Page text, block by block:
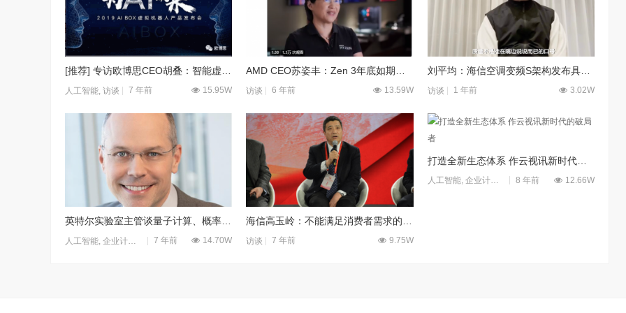
人工智能 访谈 7 年前 15.95W 访谈 6 年前 13.59W
刘平均：海信空调变频S架构发布具有重大意义
访谈 1 年前 3.02W
英特尔实验室主管谈量子计算、概率计算与神经形态计算
人工智能, 企业计算 访谈7 年前 14.70W
海信高玉岭：不能满足消费者需求的产品何谈高质量
访谈 7 年前 9.75W
打造全新生态体系 作云视讯新时代的破局者
人工智能, 企业计算 热点聚焦, 移动应用,访谈
8 年前 12.66W